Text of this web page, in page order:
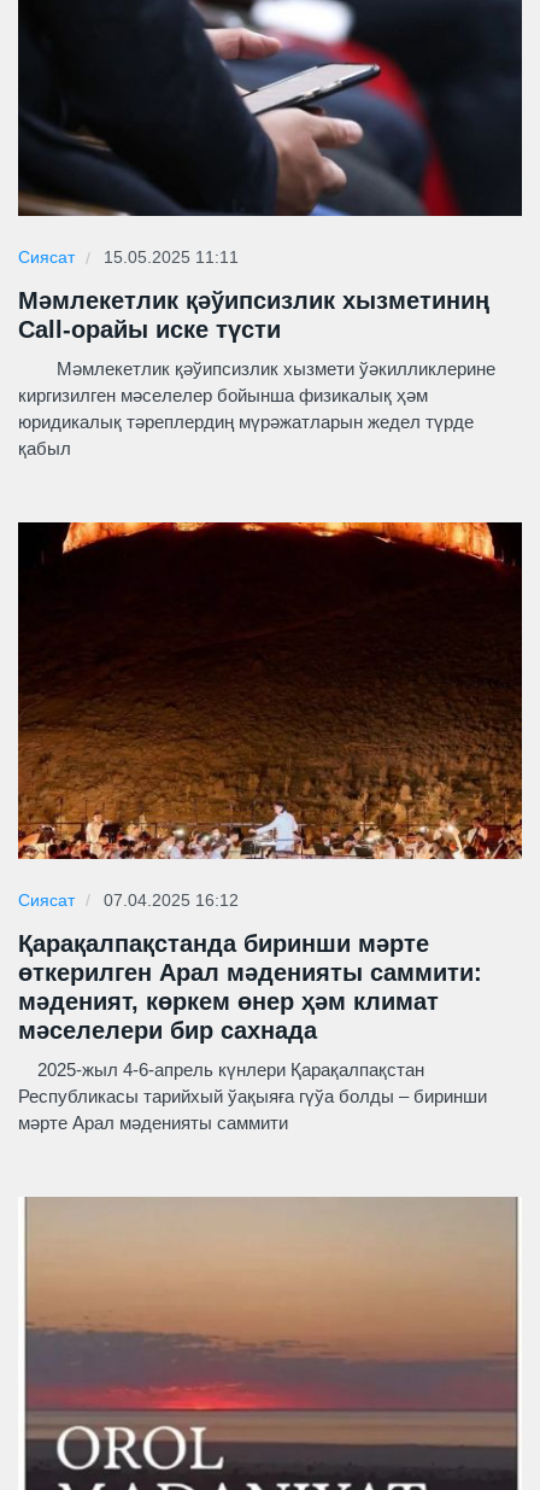
Сиясат 15.05.2025 11:11
Мәмлекетлик қәўипсизлик хызметиниң
Call-орайы иске түсти
Мәмлекетлик қәўипсизлик хызмети ўәкилликлерине
киргизилген мәселелер бойынша физикалық ҳәм
юридикалық тәреплердиң мүрәжатларын жедел түрде
қабыл
Сиясат 07.04.2025 16:12
Қарақалпақстанда биринши мәрте
өткерилген Арал мәденияты саммити:
мәденият, көркем өнер ҳәм климат
мәселелери бир сахнада
2025-жыл 4-6-апрель күнлери Қарақалпақстан
Республикасы тарийхый ўақыяға гүўа болды – биринши
мәрте Арал мәденияты саммити